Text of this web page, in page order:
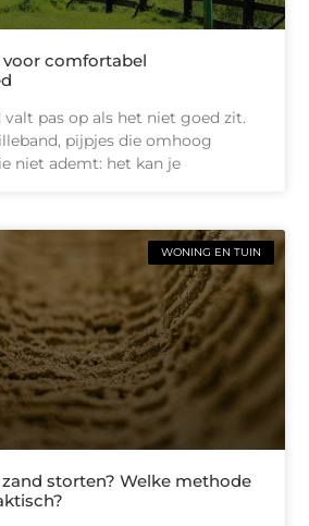
comfortabel
pas op als het niet goed zit.
pijpjes die omhoog
niet ademt: het kan je
WONING EN TUIN
storten? Welke methode